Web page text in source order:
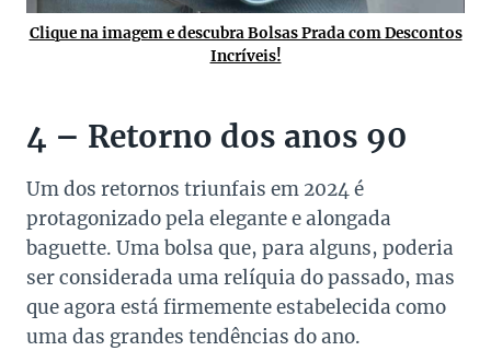
Clique na imagem e descubra Bolsas Prada com Descontos
Incríveis!
4 – Retorno dos anos 90
Um dos retornos triunfais em 2024 é
protagonizado pela elegante e alongada
baguette. Uma bolsa que, para alguns, poderia
ser considerada uma relíquia do passado, mas
que agora está firmemente estabelecida como
uma das grandes tendências do ano.